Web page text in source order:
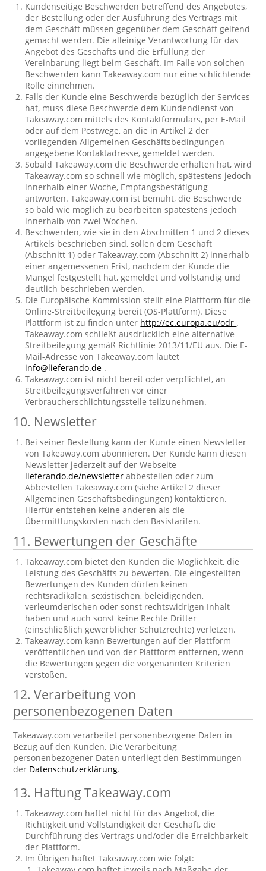
Kundenseitige Beschwerden betreffend des Angebotes,
der Bestellung oder der Ausführung des Vertrags mit
dem Geschäft müssen gegenüber dem Geschäft geltend
gemacht werden. Die alleinige Verantwortung für das
Angebot des Geschäfts und die Erfüllung der
Vereinbarung liegt beim Geschäft. Im Falle von solchen
Beschwerden kann Takeaway.com nur eine schlichtende
Rolle einnehmen.
Falls der Kunde eine Beschwerde bezüglich der Services
hat, muss diese Beschwerde dem Kundendienst von
Takeaway.com mittels des Kontaktformulars, per E-Mail
oder auf dem Postwege, an die in Artikel 2 der
vorliegenden Allgemeinen Geschäftsbedingungen
angegebene Kontaktadresse, gemeldet werden.
Sobald Takeaway.com die Beschwerde erhalten hat, wird
Takeaway.com so schnell wie möglich, spätestens jedoch
innerhalb einer Woche, Empfangsbestätigung
antworten. Takeaway.com ist bemüht, die Beschwerde
so bald wie möglich zu bearbeiten spätestens jedoch
innerhalb von zwei Wochen.
Beschwerden, wie sie in den Abschnitten 1 und 2 dieses
Artikels beschrieben sind, sollen dem Geschäft
(Abschnitt 1) oder Takeaway.com (Abschnitt 2) innerhalb
einer angemessenen Frist, nachdem der Kunde die
Mängel festgestellt hat, gemeldet und vollständig und
deutlich beschrieben werden.
Die Europäische Kommission stellt eine Plattform für die
Online-Streitbeilegung bereit (OS-Plattform). Diese
Plattform ist zu finden unter http://ec.europa.eu/odr .
Takeaway.com schließt ausdrücklich eine alternative
Streitbeilegung gemäß Richtlinie 2013/11/EU aus. Die E-
Mail-Adresse von Takeaway.com lautet
info@lieferando.de .
Takeaway.com ist nicht bereit oder verpflichtet, an
Streitbeilegungsverfahren vor einer
Verbraucherschlichtungsstelle teilzunehmen.
10. Newsletter
Bei seiner Bestellung kann der Kunde einen Newsletter
von Takeaway.com abonnieren. Der Kunde kann diesen
Newsletter jederzeit auf der Webseite
lieferando.de/newsletterabbestellen oder zum
Abbestellen Takeaway.com (siehe Artikel 2 dieser
Allgemeinen Geschäftsbedingungen) kontaktieren.
Hierfür entstehen keine anderen als die
Übermittlungskosten nach den Basistarifen.
11. Bewertungen der Geschäfte
Takeaway.com bietet den Kunden die Möglichkeit, die
Leistung des Geschäfts zu bewerten. Die eingestellten
Bewertungen des Kunden dürfen keinen
rechtsradikalen, sexistischen, beleidigenden,
verleumderischen oder sonst rechtswidrigen Inhalt
haben und auch sonst keine Rechte Dritter
(einschließlich gewerblicher Schutzrechte) verletzen.
Takeaway.com kann Bewertungen auf der Plattform
veröffentlichen und von der Plattform entfernen, wenn
die Bewertungen gegen die vorgenannten Kriterien
verstoßen.
12. Verarbeitung von
personenbezogenen Daten
Takeaway.com verarbeitet personenbezogene Daten in
Bezug auf den Kunden. Die Verarbeitung
personenbezogener Daten unterliegt den Bestimmungen
der Datenschutzerklärung.
13. Haftung Takeaway.com
Takeaway.com haftet nicht für das Angebot, die
Richtigkeit und Vollständigkeit der Geschäft, die
Durchführung des Vertrags und/oder die Erreichbarkeit
der Plattform.
Im Übrigen haftet Takeaway.com wie folgt: